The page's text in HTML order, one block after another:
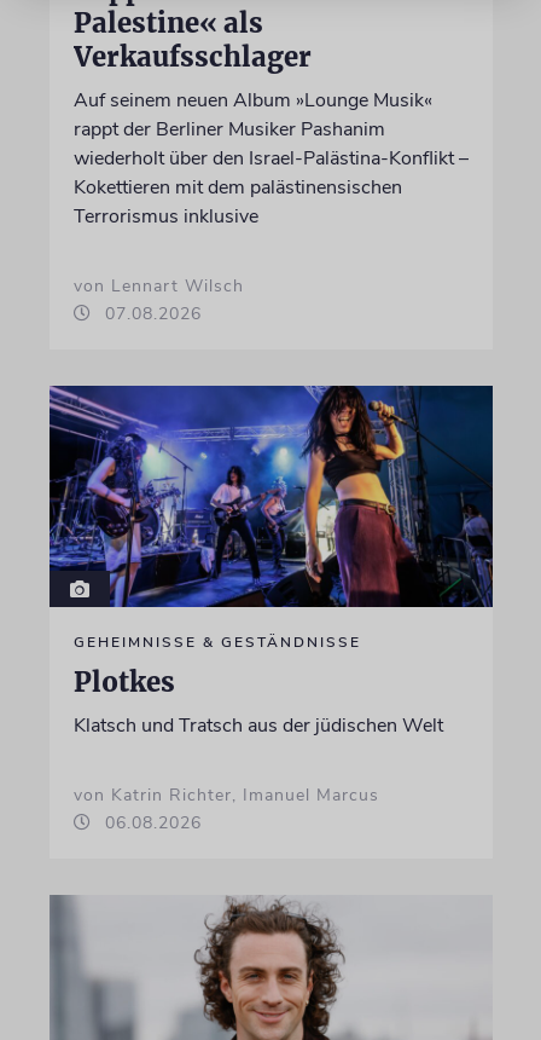
Palestine« als
Verkaufsschlager
Auf seinem neuen Album »Lounge Musik«
rappt der Berliner Musiker Pashanim
wiederholt über den Israel-Palästina-Konflikt –
Kokettieren mit dem palästinensischen
Terrorismus inklusive
von Lennart Wilsch
07.08.2026
GEHEIMNISSE & GESTÄNDNISSE
Plotkes
Klatsch und Tratsch aus der jüdischen Welt
von Katrin Richter, Imanuel Marcus
06.08.2026